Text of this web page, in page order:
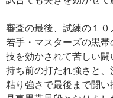
審査の最後、試練の１０
若手・マスターズの黒
技を効かされて苦しい
持ち前の打たれ強さと
粘り強さで最後まで闘い